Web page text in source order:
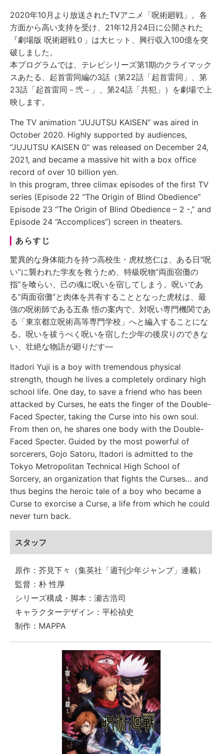
2020年10月より放送されたTVアニメ「呪術廻戦」。各
方面から高い支持を受け、21年12月24日に公開された
『劇場版 呪術廻戦０」は大ヒット、興行収入100億を突
破しました。
本プログラムでは、テレビシリーズ第1期のクライマック
スあたる、起首雷同編の3話（第22話「起首雷同」、第
23話「起首雷同－弐－」、第24話「共犯」）を劇場で上
映します。
The TV animation “JUJUTSU KAISEN” was aired in
October 2020. Highly supported by audiences,
“JUJUTSU KAISEN 0” was released on December 24,
2021, and became a massive hit with a box office
record of over 10 billion yen.
In this program, three climax episodes of the first TV
series (Episode 22 “The Origin of Blind Obedience”
Episode 23 “The Origin of Blind Obedience – 2 -,” and
Episode 24 “Accomplices”) screen in theaters.
あらすじ
驚異的な身体能力を持つ高校生・虎杖悠仁は、ある日“呪
い”に襲われた学友を救うため、特級呪物“両面宿儺の
指”を喰らい、己の魂に呪いを宿してしまう。呪いであ
る“両面宿儺”と肉体を共有することとなった虎杖は、最
強の呪術師である五条 悟の案内で、対呪い専門機関であ
る「東京都立呪術高等専門学校」へと編入することにな
る。呪いを祓うべく呪いを宿した少年の後戻りのできな
い、壮絶な物語が廻りだす―
Itadori Yuji is a boy with tremendous physical
strength, though he lives a completely ordinary high
school life. One day, to save a friend who has been
attacked by Curses, he eats the finger of the Double-
Faced Specter, taking the Curse into his own soul.
From then on, he shares one body with the Double-
Faced Specter. Guided by the most powerful of
sorcerers, Gojo Satoru, Itadori is admitted to the
Tokyo Metropolitan Technical High School of
Sorcery, an organization that fights the Curses… and
thus begins the heroic tale of a boy who became a
Curse to exorcise a Curse, a life from which he could
never turn back.
スタッフ
原作：芥見下々（集英社「週刊少年ジャンプ」連載）
監督：朴 性厚
シリーズ構成・脚本：瀬古浩司
キャラクターデザイン：平松禎史
制作：MAPPA